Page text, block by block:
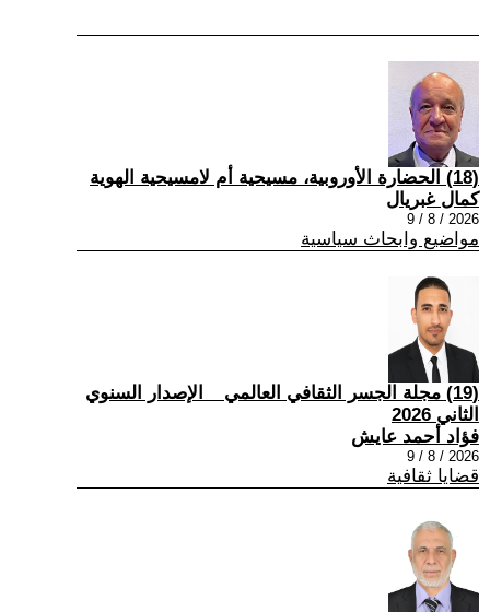
(18) الحضارة الأوروبية، مسيحية أم لامسيحية الهوية
كمال غبريال
2026 / 8 / 9
مواضيع وابحاث سياسية
(19) مجلة الجسر الثقافي العالمي _ الإصدار السنوي
الثاني 2026
فؤاد أحمد عايش
2026 / 8 / 9
قضايا ثقافية